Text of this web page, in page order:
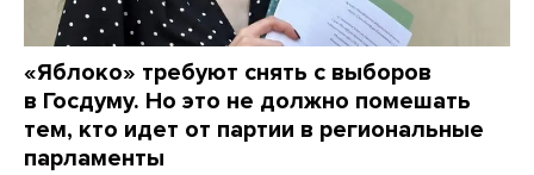
«Яблоко» требуют снять с выборов
в Госдуму. Но это не должно помешать
тем, кто идет от партии в региональные
парламенты